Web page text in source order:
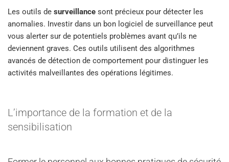
Les outils de surveillance sont précieux pour détecter les
anomalies. Investir dans un bon logiciel de surveillance peut
vous alerter sur de potentiels problèmes avant qu’ils ne
deviennent graves. Ces outils utilisent des algorithmes
avancés de détection de comportement pour distinguer les
activités malveillantes des opérations légitimes.
L’importance de la formation et de la
sensibilisation